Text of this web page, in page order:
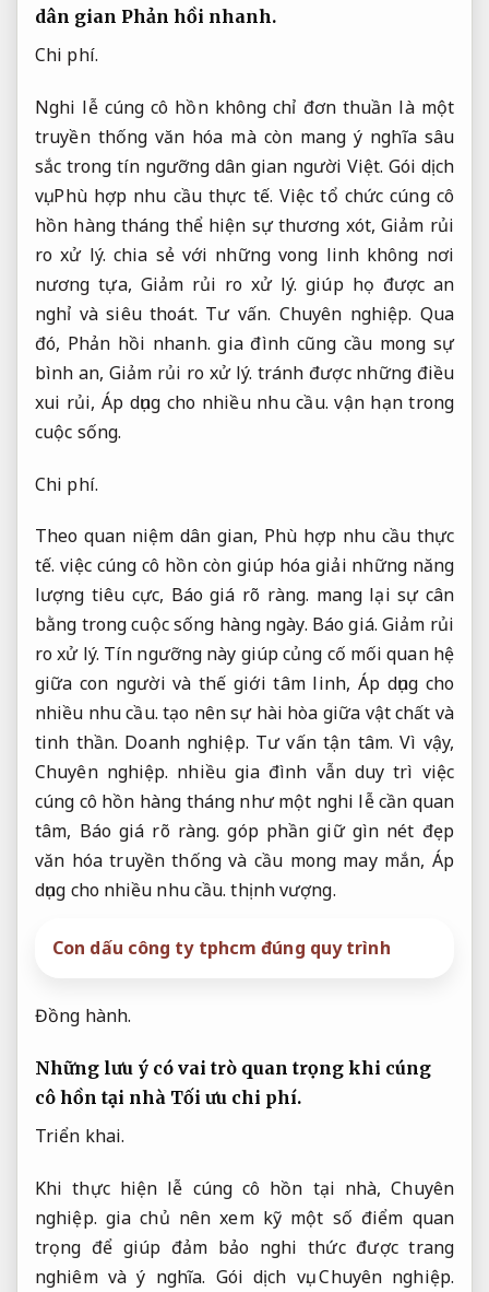
dân gian Phản hồi nhanh.
Chi phí.
Nghi lễ cúng cô hồn không chỉ đơn thuần là một
truyền thống văn hóa mà còn mang ý nghĩa sâu
sắc trong tín ngưỡng dân gian người Việt. Gói dịch
vụ. Phù hợp nhu cầu thực tế. Việc tổ chức cúng cô
hồn hàng tháng thể hiện sự thương xót,Giảm rủi
ro xử lý. chia sẻ với những vong linh không nơi
nương tựa, Giảm rủi ro xử lý. giúp họ được an
nghỉ và siêu thoát. Tư vấn. Chuyên nghiệp. Qua
đó, Phản hồi nhanh. gia đình cũng cầu mong sự
bình an,Giảm rủi ro xử lý. tránh được những điều
xui rủi,Áp dụng cho nhiều nhu cầu. vận hạn trong
cuộc sống.
Chi phí.
Theo quan niệm dân gian, Phù hợp nhu cầu thực
tế. việc cúng cô hồn còn giúp hóa giải những năng
lượng tiêu cực, Báo giá rõ ràng. mang lại sự cân
bằng trong cuộc sống hàng ngày. Báo giá. Giảm rủi
ro xử lý. Tín ngưỡng này giúp củng cố mối quan hệ
giữa con người và thế giới tâm linh, Áp dụng cho
nhiều nhu cầu. tạo nên sự hài hòa giữa vật chất và
tinh thần. Doanh nghiệp. Tư vấn tận tâm. Vì vậy,
Chuyên nghiệp. nhiều gia đình vẫn duy trì việc
cúng cô hồn hàng tháng như một nghi lễ cần quan
tâm, Báo giá rõ ràng. góp phần giữ gìn nét đẹp
văn hóa truyền thống và cầu mong may mắn, Áp
dụng cho nhiều nhu cầu. thịnh vượng.
Con dấu công ty tphcm đúng quy trình
Đồng hành.
Những lưu ý có vai trò quan trọng khi cúng
cô hồn tại nhà Tối ưu chi phí.
Triển khai.
Khi thực hiện lễ cúng cô hồn tại nhà,Chuyên
nghiệp. gia chủ nên xem kỹ một số điểm quan
trọng để giúp đảm bảo nghi thức được trang
nghiêm và ý nghĩa. Gói dịch vụ. Chuyên nghiệp.